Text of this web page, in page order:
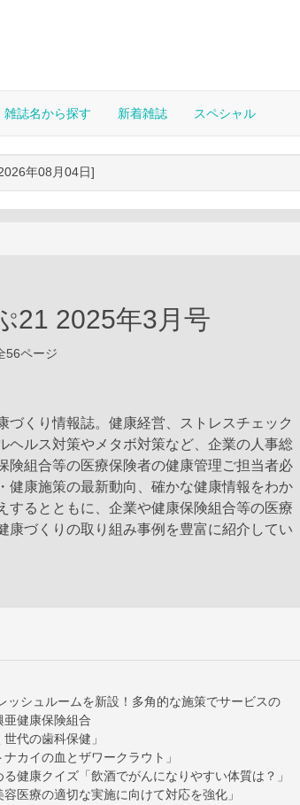
雑誌名から探す 新着雑誌 スペシャル
年08月04日]
21 2025年3月号
56ページ
づくり情報誌。健康経営、ストレスチェック
ヘルス対策やメタボ対策など、企業の人事総
険組合等の医療保険者の健康管理ご担当者必
健康施策の最新動向、確かな健康情報をわか
するとともに、企業や健康保険組合等の医療
康づくりの取り組み事例を豊富に紹介してい
ッシュルームを新設！多角的な施策でサービスの
亜健康保険組合
代の歯科保健」
カイの血とザワークラウト」
健康クイズ「飲酒でがんになりやすい体質は？」
医療の適切な実施に向けて対応を強化」